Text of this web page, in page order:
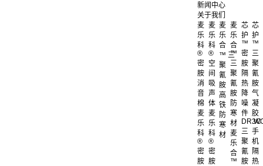
新闻中心
关于我们
麦
乐
科
®
密
胺
消
音
棉
麦
乐
科
®
空
间
吸
声
体
麦
乐
科
®
密
胺
麦
乐
科
®
密
胺
麦
乐
合
™ 三
聚
氰
胺
高
铁
防
寒
材
麦
乐
合
™
三
聚
氰
胺
防
寒
材
麦
乐
合
™
芯
护
™
密
胺
隔
热
降
噪
件
芯
护
™
三
聚
氰
胺
气
凝
胶
三
聚
氰
胺
3C
手
机
隔
热